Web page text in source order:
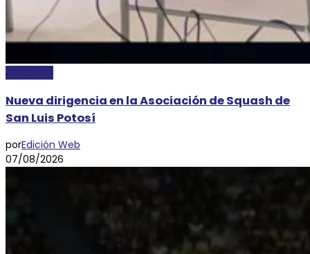
Nueva dirigencia en la Asociación de Squash de
San Luis Potosí
porEdición Web
07/08/2026